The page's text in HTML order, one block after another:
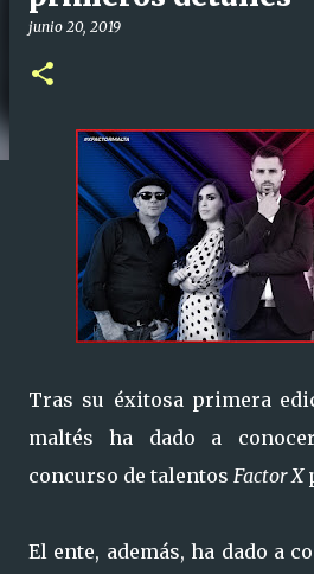
junio 20, 2019
Tras su éxitosa primera
maltés ha dado a
concurso de talentos Factor X
El ente, además, ha dado a